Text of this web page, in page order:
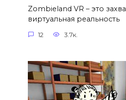
Zombieland VR – это
виртуальная реальность
12 3.7к.